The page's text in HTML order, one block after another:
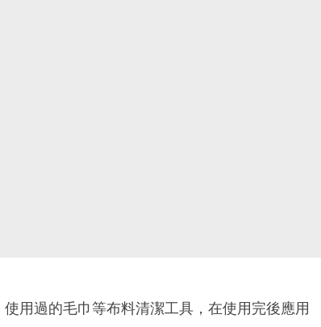
用過的毛巾等布料清潔工具，在使用完後應用